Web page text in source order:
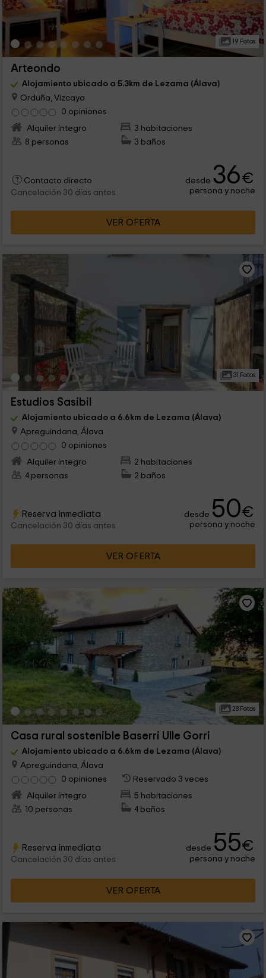
19 Fotos
Arteondo
Alojamiento ubicado a 5.3km de Lezama (Álava)
Orduña, Vizcaya
0 opiniones
Alquiler íntegro
3 habitaciones
8 personas
3 baños
Contacto directo
Cancelación 30 días antes
desde 36€
persona y noche
VER OFERTA
31 Fotos
Estudios Sasibil
Alojamiento ubicado a 6.6km de Lezama (Álava)
Apreguindana, Álava
0 opiniones
Alquiler íntegro
2 habitaciones
4 personas
2 baños
Reserva inmediata
Cancelación 30 días antes
desde 50€
persona y noche
VER OFERTA
28 Fotos
Casa rural sostenible Baserri Ulle Gorri
Alojamiento ubicado a 6.6km de Lezama (Álava)
Apreguindana, Álava
0 opiniones
Reservado 3 veces
Alquiler íntegro
5 habitaciones
10 personas
4 baños
Reserva inmediata
Cancelación 30 días antes
desde 55€
persona y noche
VER OFERTA